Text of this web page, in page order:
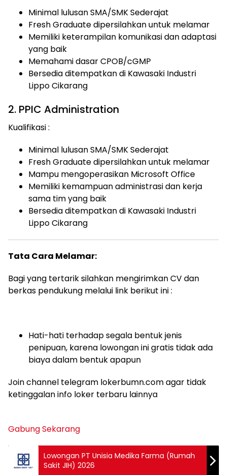
Minimal lulusan SMA/SMK Sederajat
Fresh Graduate dipersilahkan untuk melamar
Memiliki keterampilan komunikasi dan adaptasi
yang baik
Memahami dasar CPOB/cGMP
Bersedia ditempatkan di Kawasaki Industri
Lippo Cikarang
2. PPIC Administration
Kualifikasi :
Minimal lulusan SMA/SMK Sederajat
Fresh Graduate dipersilahkan untuk melamar
Mampu mengoperasikan Microsoft Office
Memiliki kemampuan administrasi dan kerja
sama tim yang baik
Bersedia ditempatkan di Kawasaki Industri
Lippo Cikarang
Tata Cara Melamar:
Bagi yang tertarik silahkan mengirimkan CV dan
berkas pendukung melalui link berikut ini :
Hati-hati terhadap segala bentuk jenis
penipuan, karena lowongan ini gratis tidak ada
biaya dalam bentuk apapun
Join channel telegram lokerbumn.com agar tidak
ketinggalan info loker terbaru lainnya
Gabung Sekarang
Lowongan PT Unisia Medika Farma (Rumah
Sakit JIH) 2026